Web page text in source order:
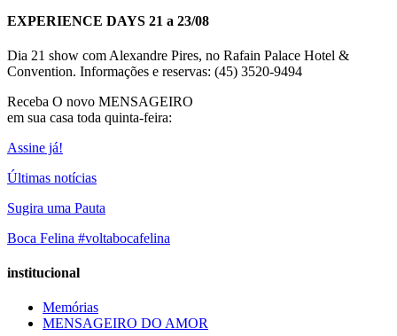
EXPERIENCE DAYS 21 a 23/08
Dia 21 show com Alexandre Pires, no Rafain Palace Hotel &
Convention. Informações e reservas: (45) 3520-9494
Receba O novo MENSAGEIRO
em sua casa toda quinta-feira:
Assine já!
Últimas notícias
Sugira uma Pauta
Boca Felina #voltabocafelina
institucional
Memórias
MENSAGEIRO DO AMOR